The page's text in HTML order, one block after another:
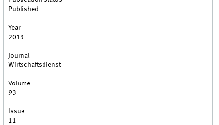
Published
Year
2013
Journal
Wirtschaftsdienst
Volume
93
Issue
11